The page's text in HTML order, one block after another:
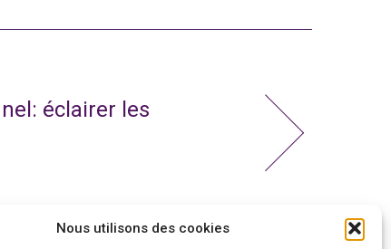
Nous utilisons des cookies
éclairer les